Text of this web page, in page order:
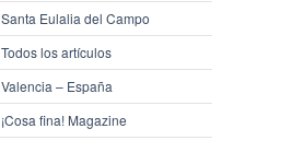
Santa Eulalia del Campo
Todos los artículos
Valencia – España
¡Cosa fina! Magazine